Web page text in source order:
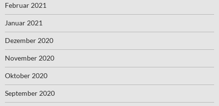
Februar 2021
Januar 2021
Dezember 2020
November 2020
Oktober 2020
September 2020